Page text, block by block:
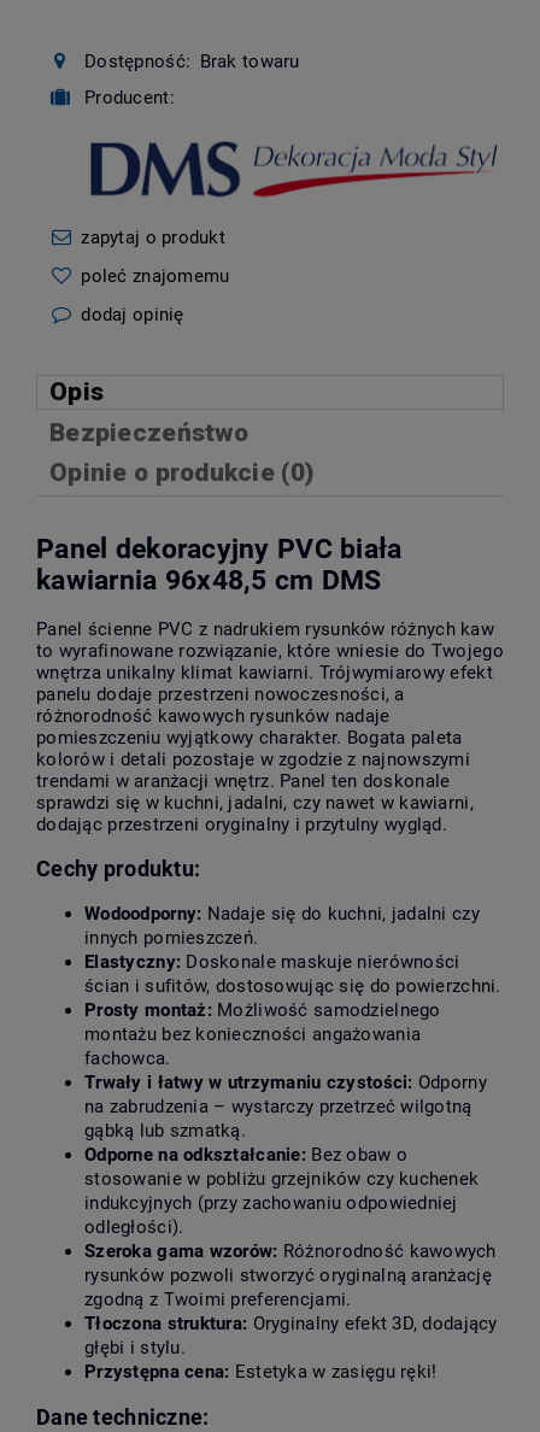
Dostępność: Brak towaru
Producent:
zapytaj o produkt
poleć znajomemu
dodaj opinię
Opis
Bezpieczeństwo
Opinie o produkcie (0)
Panel dekoracyjny PVC biała
kawiarnia 96x48,5 cm DMS
Panel ścienne PVC z nadrukiem rysunków różnych kaw
to wyrafinowane rozwiązanie, które wniesie do Twojego
wnętrza unikalny klimat kawiarni. Trójwymiarowy efekt
panelu dodaje przestrzeni nowoczesności, a
różnorodność kawowych rysunków nadaje
pomieszczeniu wyjątkowy charakter. Bogata paleta
kolorów i detali pozostaje w zgodzie z najnowszymi
trendami w aranżacji wnętrz. Panel ten doskonale
sprawdzi się w kuchni, jadalni, czy nawet w kawiarni,
dodając przestrzeni oryginalny i przytulny wygląd.
Cechy produktu:
Wodoodporny: Nadaje się do kuchni, jadalni czy
innych pomieszczeń.
Elastyczny: Doskonale maskuje nierówności
ścian i sufitów, dostosowując się do powierzchni.
Prosty montaż:Możliwość samodzielnego
montażu bez konieczności angażowania
fachowca.
Trwały i łatwy w utrzymaniu czystości: Odporny
na zabrudzenia – wystarczy przetrzeć wilgotną
gąbką lub szmatką.
Odporne na odkształcanie: Bez obaw o
stosowanie w pobliżu grzejników czy kuchenek
indukcyjnych (przy zachowaniu odpowiedniej
odległości).
Szeroka gama wzorów: Różnorodność kawowych
rysunków pozwoli stworzyć oryginalną aranżację
zgodną z Twoimi preferencjami.
Tłoczona struktura: Oryginalny efekt 3D, dodający
głębi i stylu.
Przystępna cena: Estetyka w zasięgu ręki!
Dane techniczne: